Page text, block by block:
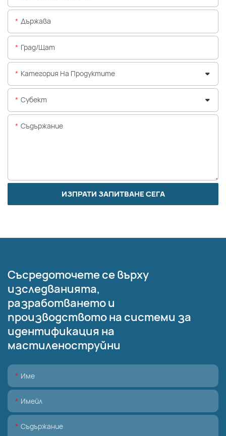
Държава
Град/щат
Категория На Продуктите
Субект
Съдържание
ИЗПРАТИ ЗАПИТВАНЕ СЕГА
Съсредоточете се върху
изследванията,
разработването и
производството на системи за
идентификация на
мастиленоструйни
Име
Имейл
Съдържание